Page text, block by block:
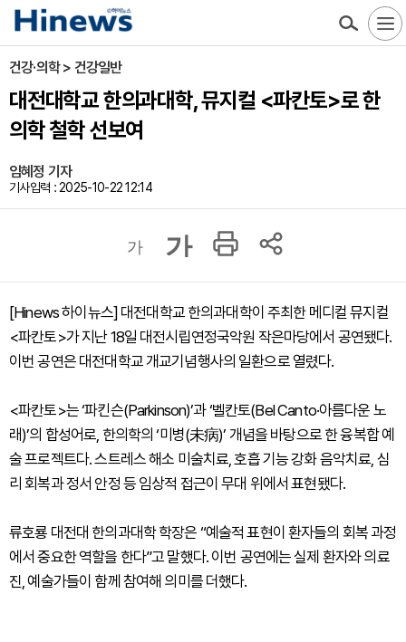
건강·의학 > 건강일반
대전대학교 한의과대학, 뮤지컬 <파칸토>로 한
의학 철학 선보여
임혜정 기자
기사입력 : 2025-10-22 12:14
가 가
[Hinews 하이뉴스] 대전대학교 한의과대학이 주최한 메디컬 뮤지컬
<파칸토>가 지난 18일 대전시립연정국악원 작은마당에서 공연됐다.
이번 공연은 대전대학교 개교기념행사의 일환으로 열렸다.
<파칸토>는 ‘파킨슨(Parkinson)’과 ‘벨칸토(Bel Canto·아름다운 노
래)’의 합성어로, 한의학의 ‘미병(未病)’ 개념을 바탕으로 한 융복합 예
술 프로젝트다. 스트레스 해소 미술치료, 호흡 기능 강화 음악치료, 심
리 회복과 정서 안정 등 임상적 접근이 무대 위에서 표현됐다.
류호룡 대전대 한의과대학 학장은 “예술적 표현이 환자들의 회복 과정
에서 중요한 역할을 한다”고 말했다. 이번 공연에는 실제 환자와 의료
진, 예술가들이 함께 참여해 의미를 더했다.